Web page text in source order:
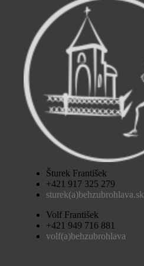
Šturek František
+421 917 325 279
sturek(a)behzubrohlava.sk
Volf František
+421 949 716 881
volf(a)behzubrohlava